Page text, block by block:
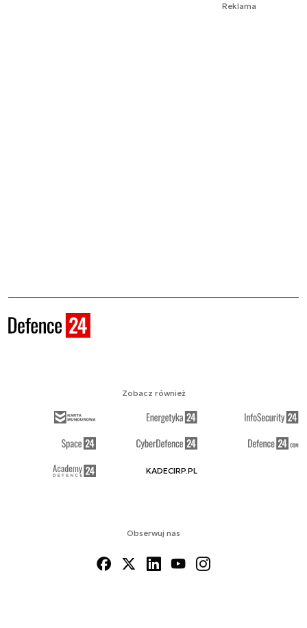
Reklama
Obserwuj nas
Zobacz również
KADECIRP.PL